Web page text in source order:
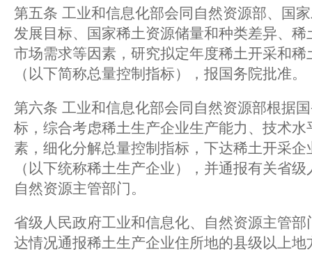
第五条 工业和信息化部会同自然资源部、国
发展目标、国家稀土资源储量和种类差异、
市场需求等因素，研究拟定年度稀土开采和
（以下简称总量控制指标），报国务院批准。
第六条 工业和信息化部会同自然资源部根据
标，综合考虑稀土生产企业生产能力、技术
素，细化分解总量控制指标，下达稀土开采
（以下统称稀土生产企业），并通报有关省
自然资源主管部门。
省级人民政府工业和信息化、自然资源主管
达情况通报稀土生产企业住所地的县级以上